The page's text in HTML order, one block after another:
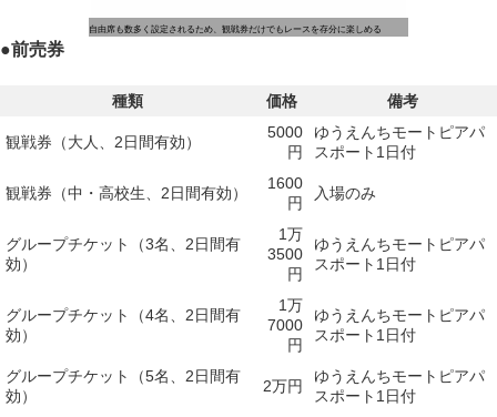
自由席も数多く設定されるため、観戦券だけでもレースを存分に楽しめる
●前売券
種類 価格 備考
観戦券（大人、2日間有効）
5000
円
ゆうえんちモートピアパ
スポート1日付
観戦券（中・高校生、2日間有効）
1600
円
入場のみ
グループチケット（3名、2日間有
効）
1万
3500
円
ゆうえんちモートピアパ
スポート1日付
グループチケット（4名、2日間有
効）
1万
7000
円
ゆうえんちモートピアパ
スポート1日付
グループチケット（5名、2日間有
効）
2万円
ゆうえんちモートピアパ
スポート1日付